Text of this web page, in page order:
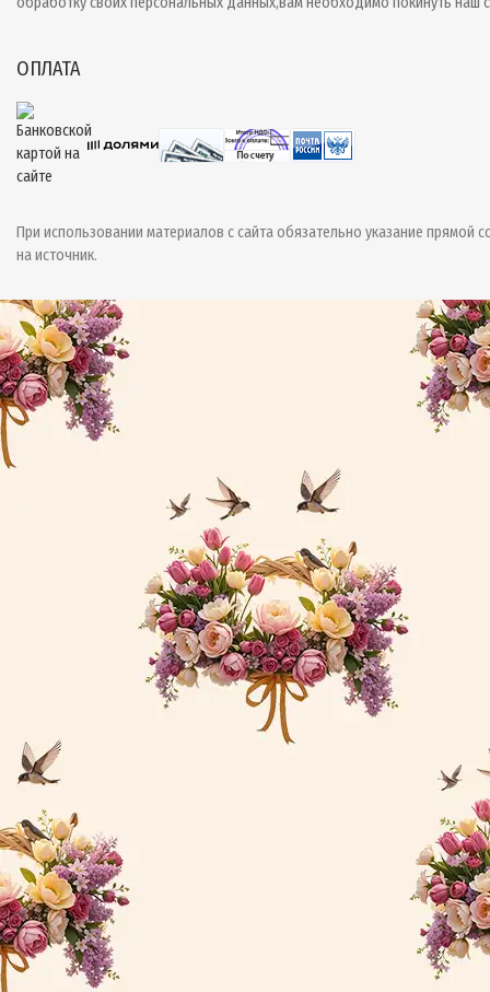
ОПЛАТА
При использовании материалов с сайта обязательно указание прямой
на источник.